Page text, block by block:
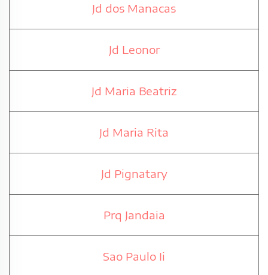
Jd dos Manacas
Jd Leonor
Jd Maria Beatriz
Jd Maria Rita
Jd Pignatary
Prq Jandaia
Sao Paulo Ii